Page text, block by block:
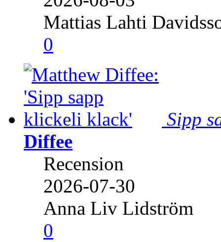
Mattias Lahti
0
Sipp
Diffee
Recension
2026-07-30
Anna Liv Lidström
0